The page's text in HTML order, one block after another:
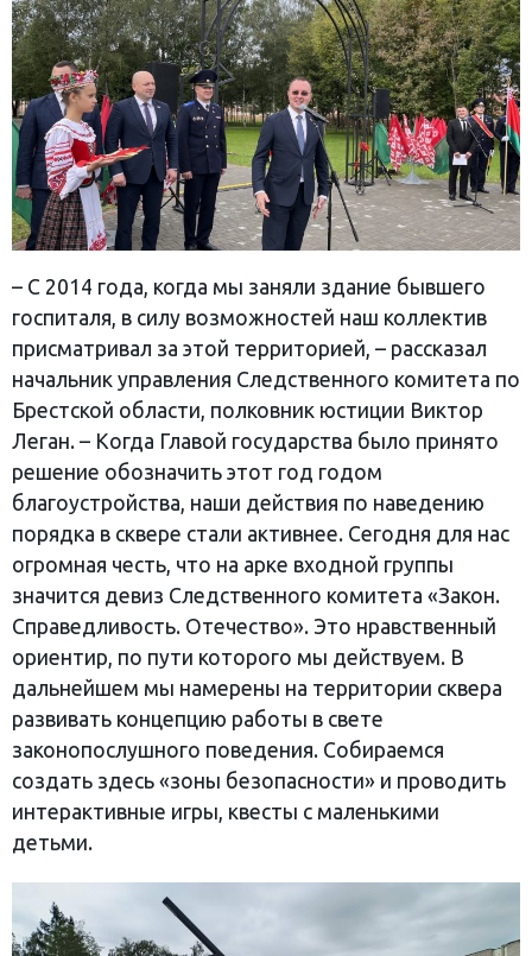
– С 2014 года, когда мы заняли здание бывшего
госпиталя, в силу возможностей наш коллектив
присматривал за этой территорией, – рассказал
начальник управления Следственного комитета по
Брестской области, полковник юстиции Виктор
Леган. – Когда Главой государства было принято
решение обозначить этот год годом
благоустройства, наши действия по наведению
порядка в сквере стали активнее. Сегодня для нас
огромная честь, что на арке входной группы
значится девиз Следственного комитета «Закон.
Справедливость. Отечество». Это нравственный
ориентир, по пути которого мы действуем. В
дальнейшем мы намерены на территории сквера
развивать концепцию работы в свете
законопослушного поведения. Собираемся
создать здесь «зоны безопасности» и проводить
интерактивные игры, квесты с маленькими
детьми.